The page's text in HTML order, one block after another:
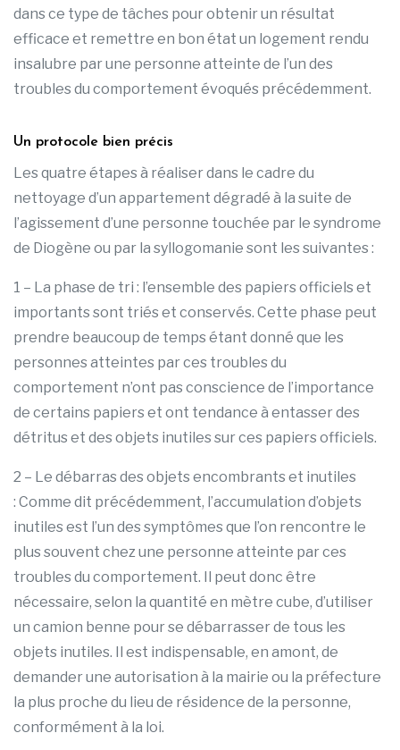
dans ce type de tâches pour obtenir un résultat
efficace et remettre en bon état un logement rendu
insalubre par une personne atteinte de l’un des
troubles du comportement évoqués précédemment.
Un protocole bien précis
Les quatre étapes à réaliser dans le cadre du
nettoyage d’un appartement dégradé à la suite de
l’agissement d’une personne touchée par le syndrome
de Diogène ou par la syllogomanie sont les suivantes :
1 – La phase de tri : l’ensemble des papiers officiels et
importants sont triés et conservés. Cette phase peut
prendre beaucoup de temps étant donné que les
personnes atteintes par ces troubles du
comportement n’ont pas conscience de l’importance
de certains papiers et ont tendance à entasser des
détritus et des objets inutiles sur ces papiers officiels.
2 – Le débarras des objets encombrants et inutiles
: Comme dit précédemment, l’accumulation d’objets
inutiles est l’un des symptômes que l’on rencontre le
plus souvent chez une personne atteinte par ces
troubles du comportement. Il peut donc être
nécessaire, selon la quantité en mètre cube, d’utiliser
un camion benne pour se débarrasser de tous les
objets inutiles. Il est indispensable, en amont, de
demander une autorisation à la mairie ou la préfecture
la plus proche du lieu de résidence de la personne,
conformément à la loi.